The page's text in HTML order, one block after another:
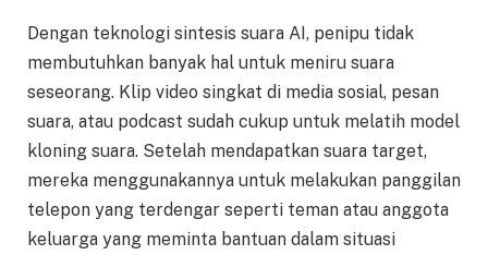
Dengan teknologi sintesis suara AI, penipu tidak
membutuhkan banyak hal untuk meniru suara
seseorang. Klip video singkat di media sosial, pesan
suara, atau podcast sudah cukup untuk melatih model
kloning suara. Setelah mendapatkan suara target,
mereka menggunakannya untuk melakukan panggilan
telepon yang terdengar seperti teman atau anggota
keluarga yang meminta bantuan dalam situasi